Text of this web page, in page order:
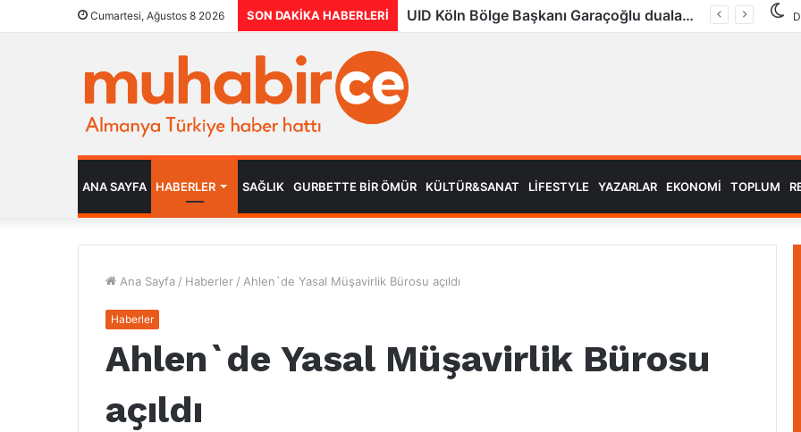
Cumartesi, Ağustos 8 2026 SON DAKIKA HABERLERI
ANA SAYFA HABERLER SAĞLIK GURBETTE BIR ÖMÜR KÜLTÜR&SANAT LIFESTYLE YAZARLAR EKONOMI TOPLUM
Ana Sayfa / Haberler / Ahlen`de Yasal Müşavirlik Bürosu açıldı
Haberler
Ahlen`de Yasal Müşavirlik Bürosu
açıldı